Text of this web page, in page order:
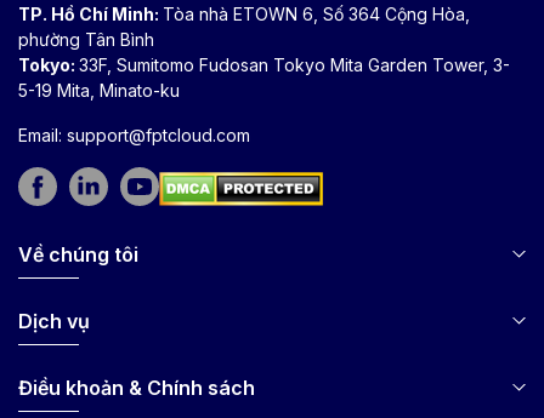
TP. Hồ Chí Minh: Tòa nhà ETOWN 6, Số 364 Cộng Hòa,
phường Tân Bình
Tokyo: 33F, Sumitomo Fudosan Tokyo Mita Garden Tower, 3-
5-19 Mita, Minato-ku
Email: support@fptcloud.com
Về chúng tôi
Dịch vụ
Điều khoản & Chính sách